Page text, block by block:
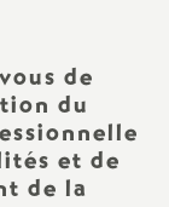
a
t
i
de
du
et de
de la